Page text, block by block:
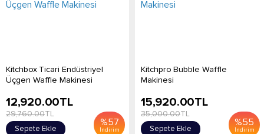
Kitchbox Ticari Endüstriyel
Üçgen Waffle Makinesi
%57
İndirim
12,920.00TL
29,760.00TL
Sepete Ekle
Kitchpro Bubble Waffle
Makinesi
%55
İndirim
15,920.00TL
35,000.00TL
Sepete Ekle